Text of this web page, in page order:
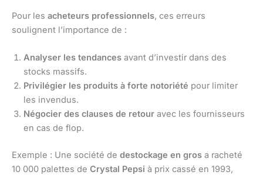
Pour les acheteurs professionnels, ces erreurs
soulignent l’importance de :
Analyser les tendances avant d’investir dans des
stocks massifs.
Privilégier les produits à forte notoriété pour limiter
les invendus.
Négocier des clauses de retour avec les fournisseurs
en cas de flop.
Exemple : Une société de destockage en gros a racheté
10 000 palettes de Crystal Pepsi à prix cassé en 1993,